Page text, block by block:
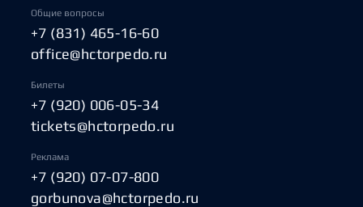
Общие вопросы
+7 (831) 465-16-60
office@hctorpedo.ru
Билеты
+7 (920) 006-05-34
tickets@hctorpedo.ru
Реклама
+7 (920) 07-07-800
gorbunova@hctorpedo.ru